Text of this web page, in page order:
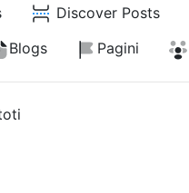
Discover Posts
Blogs Pagini